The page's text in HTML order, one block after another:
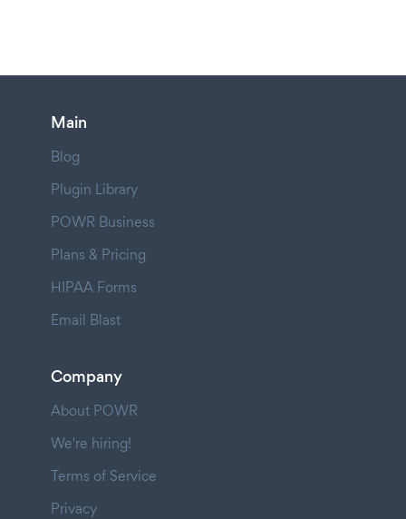
Main
Blog
Plugin Library
POWR Business
Plans & Pricing
HIPAA Forms
Email Blast
Company
About POWR
We're hiring!
Terms of Service
Privacy